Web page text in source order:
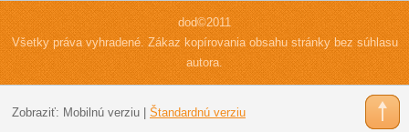
dod©2011
Všetky práva vyhradené. Zákaz kopírovania obsahu stránky bez súhlasu
autora.
Zobraziť: Mobilnú verziu| Štandardnú verziu